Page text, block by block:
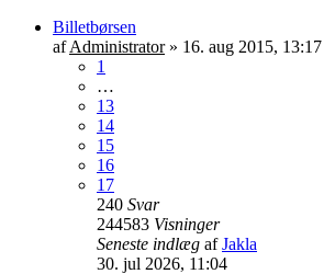
Billetbørsen
afAdministrator» 16. aug 2015, 13:17
1
…
13
14
15
16
17
240 Svar
244583 Visninger
Seneste indlæg afJakla
30. jul 2026, 11:04